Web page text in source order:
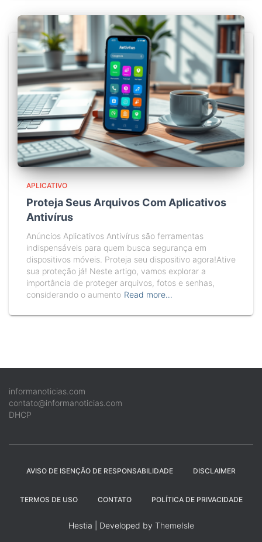
APLICATIVO
Proteja Seus Arquivos Com Aplicativos
Antivírus
Anúncios Aplicativos Antivírus são ferramentas
indispensáveis para quem busca segurança em
dispositivos móveis. Proteja seu dispositivo agora!Ative
sua proteção já! Neste artigo, vamos explorar a
importância de proteger arquivos, fotos e senhas,
considerando o aumento Read more…
informanoticias.com
contato@informanoticias.com
DHCP
AVISO DE ISENÇÃO DE RESPONSABILIDADE DISCLAIMER
TERMOS DE USO CONTATO POLÍTICA DE PRIVACIDADE
Hestia | Developed by ThemeIsle